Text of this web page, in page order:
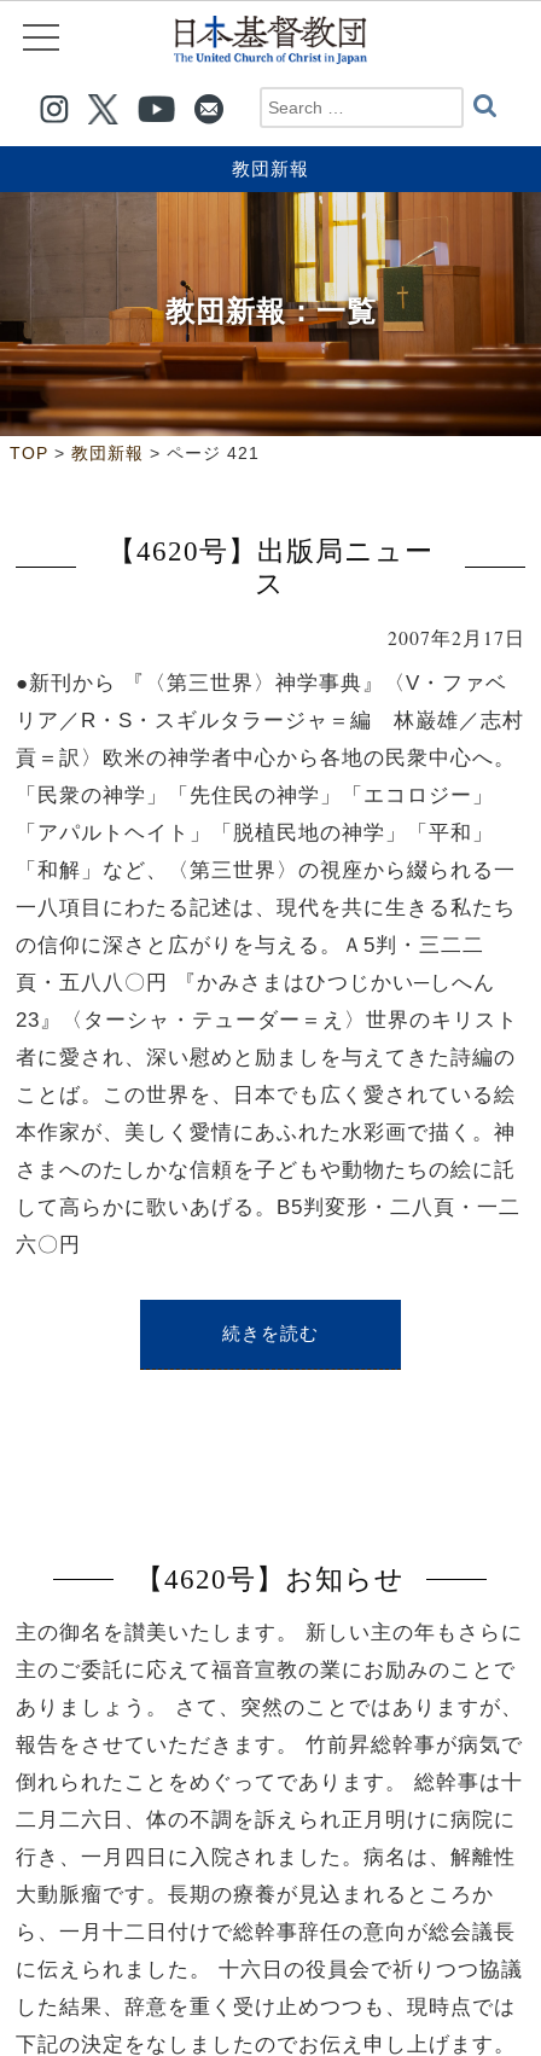
教団新報
教団新報：一覧
TOP > 教団新報 > ページ 421
【4620号】出版局ニュー
ス
2007年2月17日
●新刊から 『〈第三世界〉神学事典』〈V・ファベ
リア／R・S・スギルタラージャ＝編 林巌雄／志村
貢＝訳〉欧米の神学者中心から各地の民衆中心へ。
「民衆の神学」「先住民の神学」「エコロジー」
「アパルトヘイト」「脱植民地の神学」「平和」
「和解」など、〈第三世界〉の視座から綴られる一
一八項目にわたる記述は、現代を共に生きる私たち
の信仰に深さと広がりを与える。Ａ5判・三二二
頁・五八八〇円 『かみさまはひつじかい─しへん
23』〈ターシャ・テューダー＝え〉世界のキリスト
者に愛され、深い慰めと励ましを与えてきた詩編の
ことば。この世界を、日本でも広く愛されている絵
本作家が、美しく愛情にあふれた水彩画で描く。神
さまへのたしかな信頼を子どもや動物たちの絵に託
して高らかに歌いあげる。B5判変形・二八頁・一二
六〇円
続きを読む
【4620号】お知らせ
主の御名を讃美いたします。 新しい主の年もさらに
主のご委託に応えて福音宣教の業にお励みのことで
ありましょう。 さて、突然のことではありますが、
報告をさせていただきます。 竹前昇総幹事が病気で
倒れられたことをめぐってであります。 総幹事は十
二月二六日、体の不調を訴えられ正月明けに病院に
行き、一月四日に入院されました。病名は、解離性
大動脈瘤です。長期の療養が見込まれるところか
ら、一月十二日付けで総幹事辞任の意向が総会議長
に伝えられました。 十六日の役員会で祈りつつ協議
した結果、辞意を重く受け止めつつも、現時点では
下記の決定をなしましたのでお伝え申し上げます。